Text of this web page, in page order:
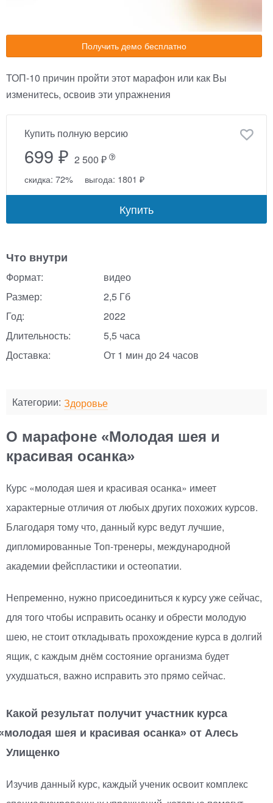
Получить демо бесплатно
ТОП-10 причин пройти этот марафон или как Вы
изменитесь, освоив эти упражнения
Купить полную версию
699 ₽ 2 500 ₽
скидка: 72% выгода: 1801 ₽
Купить
Что внутри
Формат:
видео
Размер:
2,5 Гб
Год:
2022
Длительность:
5,5 часа
Доставка:
От 1 мин до 24 часов
Категории: Здоровье
О марафоне «Молодая шея и
красивая осанка»
Курс «молодая шея и красивая осанка» имеет
характерные отличия от любых других похожих курсов.
Благодаря тому что, данный курс ведут лучшие,
дипломированныеТоп-тренеры, международной
академии фейспластики и остеопатии.
Непременно, нужно присоединиться к курсу уже сейчас,
для того чтобы исправить осанку и обрести молодую
шею, не стоит откладывать прохождение курса в долгий
ящик, с каждым днём состояние организма будет
ухудшаться, важно исправить это прямо сейчас.
Какой результат получит участник курса
молодая шея и красивая осанка» от Алесь
Улищенко
Изучив данный курс, каждый ученик освоит комплекс